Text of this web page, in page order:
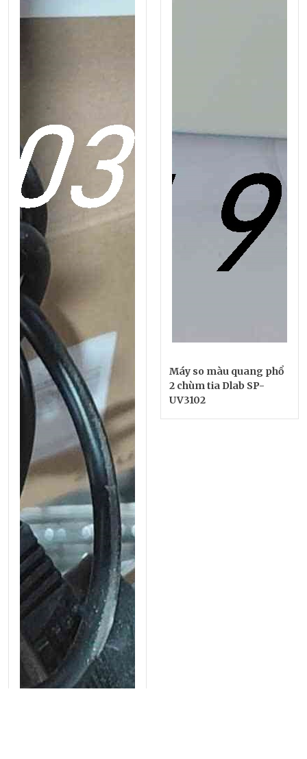
Máy so màu quang phổ
2 chùm tia Dlab SP-
UV3102